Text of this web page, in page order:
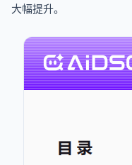
大幅提升。